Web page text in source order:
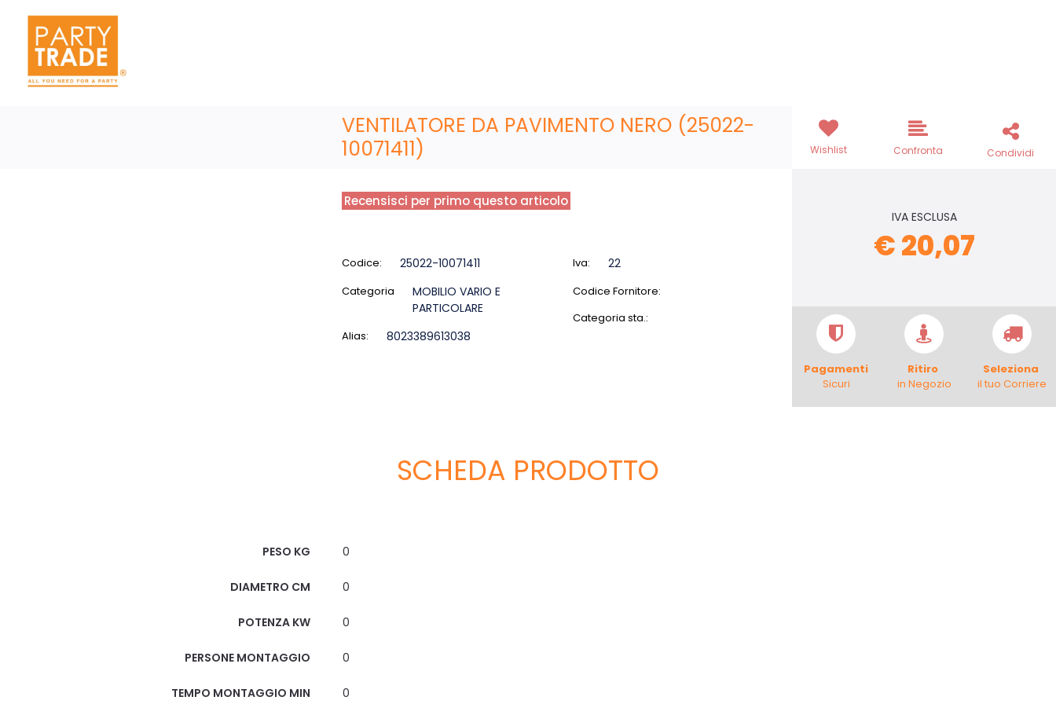
VENTILATORE DA PAVIMENTO NERO (25022-
10071411)
Recensisci per primo questo articolo
Codice: 25022-10071411
Categoria
MOBILIO VARIO E
PARTICOLARE
Alias: 8023389613038
Iva: 22
Codice Fornitore:
Categoria sta.:
Wishlist Confronta Condividi
IVA ESCLUSA
€ 20,07
Pagamenti
Sicuri
Ritiro
in Negozio
Seleziona
il tuo Corriere
SCHEDA PRODOTTO
PESO KG 0
DIAMETRO CM 0
POTENZA KW 0
PERSONE MONTAGGIO 0
TEMPO MONTAGGIO MIN 0